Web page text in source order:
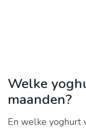
Welke
maanden?
En welke yoghurt